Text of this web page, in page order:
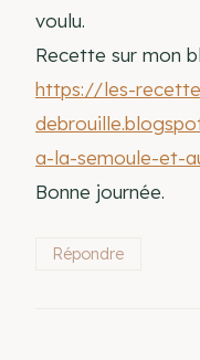
voulu.
Recette sur mon
https://les-
a-la-semoule-et-
Bonne journée.
Répondre